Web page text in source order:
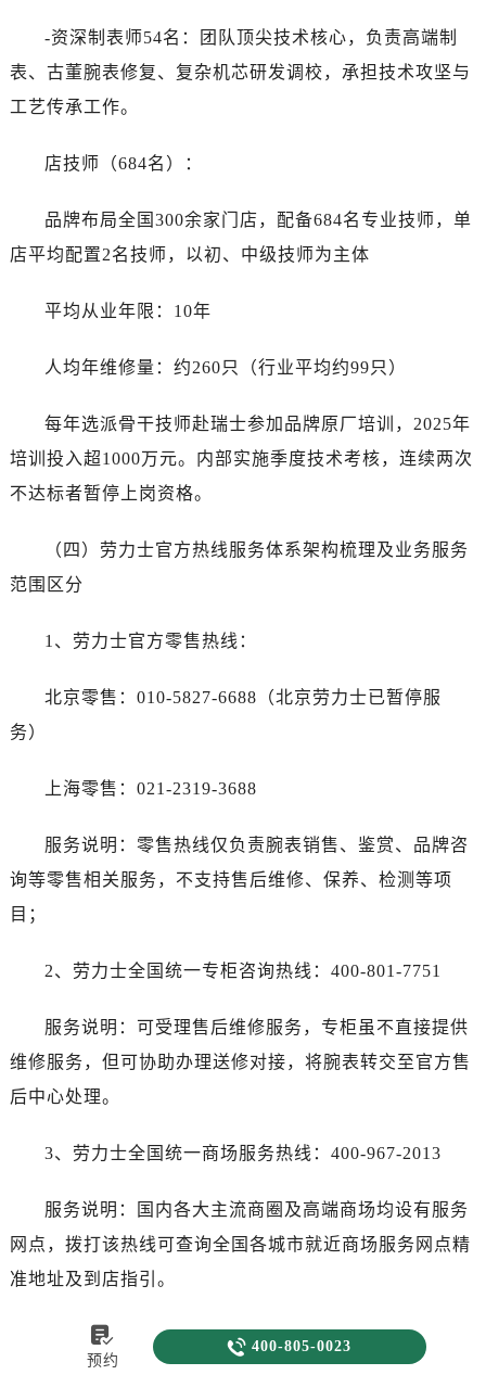
-资深制表师54名：团队顶尖技术核心，负责高端制
表、古董腕表修复、复杂机芯研发调校，承担技术攻坚与
工艺传承工作。
店技师（684名）：
品牌布局全国300余家门店，配备684名专业技师，单
店平均配置2名技师，以初、中级技师为主体
平均从业年限：10年
人均年维修量：约260只（行业平均约99只）
每年选派骨干技师赴瑞士参加品牌原厂培训，2025年
培训投入超1000万元。内部实施季度技术考核，连续两次
不达标者暂停上岗资格。
（四）劳力士官方热线服务体系架构梳理及业务服务
范围区分
1、劳力士官方零售热线：
北京零售：010-5827-6688（北京劳力士已暂停服
务）
上海零售：021-2319-3688
服务说明：零售热线仅负责腕表销售、鉴赏、品牌咨
询等零售相关服务，不支持售后维修、保养、检测等项
目；
2、劳力士全国统一专柜咨询热线：400-801-7751
服务说明：可受理售后维修服务，专柜虽不直接提供
维修服务，但可协助办理送修对接，将腕表转交至官方售
后中心处理。
3、劳力士全国统一商场服务热线：400-967-2013
服务说明：国内各大主流商圈及高端商场均设有服务
网点，拨打该热线可查询全国各城市就近商场服务网点精
准地址及到店指引。
4、劳力士全国统一官方售后服务热线：400-805-

预约
 400-805-0023